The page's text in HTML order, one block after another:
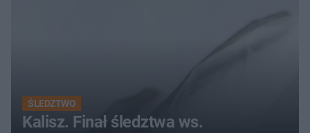
ŚLEDZTWO
Kalisz. Finał śledztwa ws.